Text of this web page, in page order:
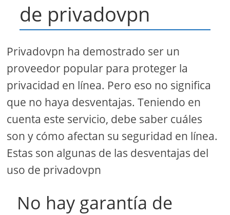
de privadovpn
Privadovpn ha demostrado ser un
proveedor popular para proteger la
privacidad en línea. Pero eso no significa
que no haya desventajas. Teniendo en
cuenta este servicio, debe saber cuáles
son y cómo afectan su seguridad en línea.
Estas son algunas de las desventajas del
uso de privadovpn
No hay garantía de